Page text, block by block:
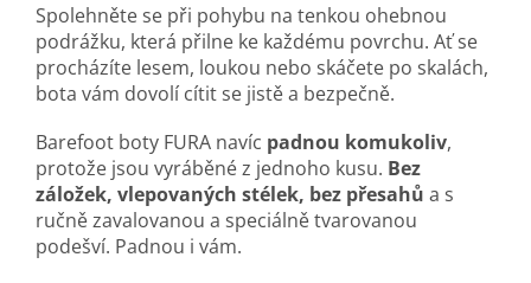
Spolehněte se při pohybu na tenkou ohebnou
podrážku, která přilne ke každému povrchu. Ať se
procházíte lesem, loukou nebo skáčete po skalách,
bota vám dovolí cítit se jistě a bezpečně.
Barefoot boty FURA navíc padnou komukoliv,
protože jsou vyráběné z jednoho kusu. Bez
záložek, vlepovaných stélek, bez přesahů a s
ručně zavalovanou a speciálně tvarovanou
podešví. Padnou i vám.